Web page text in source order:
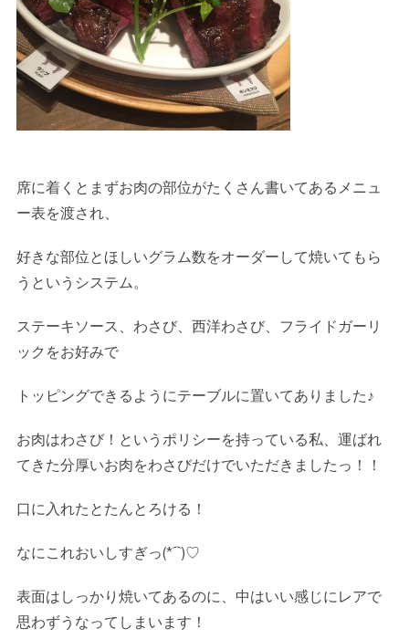
席に着くとまずお肉の部位がたくさん書いてあるメニュ
ー表を渡され、
好きな部位とほしいグラム数をオーダーして焼いてもら
うというシステム。
ステーキソース、わさび、西洋わさび、フライドガーリ
ックをお好みで
トッピングできるようにテーブルに置いてありました♪
お肉はわさび！というポリシーを持っている私、運ばれ
てきた分厚いお肉をわさびだけでいただきましたっ！！
口に入れたとたんとろける！
なにこれおいしすぎっ(*´`)♡
表面はしっかり焼いてあるのに、中はいい感じにレアで
思わずうなってしまいます！